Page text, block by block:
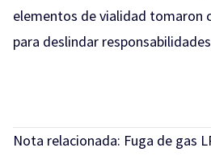
elementos de vialidad tomaron
para deslindar
Nota relacionada: Fuga de gas